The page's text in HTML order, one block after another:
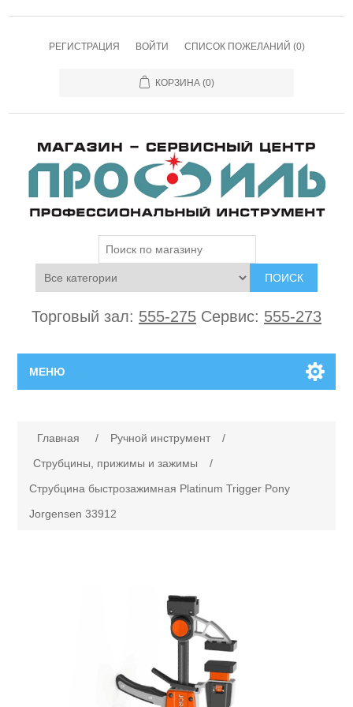
РЕГИСТРАЦИЯ ВОЙТИ СПИСОК ПОЖЕЛАНИЙ (0)
КОРЗИНА (0)
ПОИСК
Торговый зал: 555-275 Сервис: 555-273
МЕНЮ
Ремонт инструмента марки Makita
Ремонт инструмента марки Champion
Главная / Ручной инструмент
/
Струбцины, прижимы и зажимы
/
Струбцина быстрозажимная Platinum Trigger Pony
Jorgensen 33912